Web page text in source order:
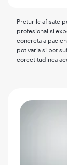
Preturile afisate
profesional si
concreta a
pot varia si pot
corectitudinea